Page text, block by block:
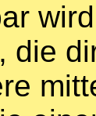
die